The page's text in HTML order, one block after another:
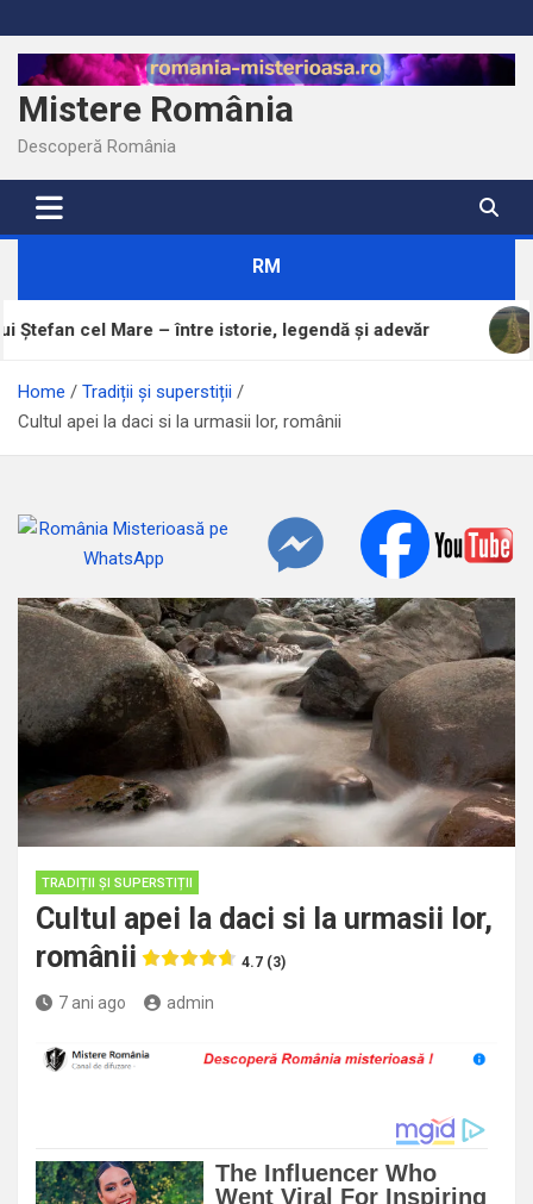
to
content
Mistere România
Descoperă România
RM
– între istorie, legendă și adevăr Brazda lui
Home
Tradiții și superstiții
Cultul apei la daci si la urmasii lor, românii
TRADIȚII ȘI SUPERSTIȚII
Cultul apei la daci si la urmasii lor,
românii
4.7 (3)
7 ani ago admin